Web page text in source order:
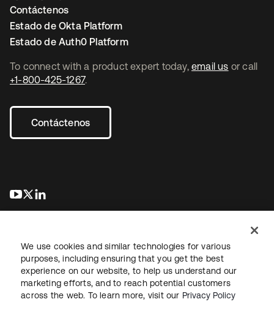
To connect with a product expert today, email us or call
+1-800-425-1267.
Contáctenos
se abre en una pestaña nueva
se abre en una pestaña nueva
Contáctenos
Estado de Okta Platform
Estado de Auth0 Platform
Información legalPolítica de privacidadTérminos del sitio
Seguridad Mapa del sitioPreferencias de cookies
We use cookies and similar technologies for various
purposes, including ensuring that you get the best
experience on our website, to help us understand our
marketing efforts, and to reach potential customers
across the web. To learn more, visit our Privacy Policy